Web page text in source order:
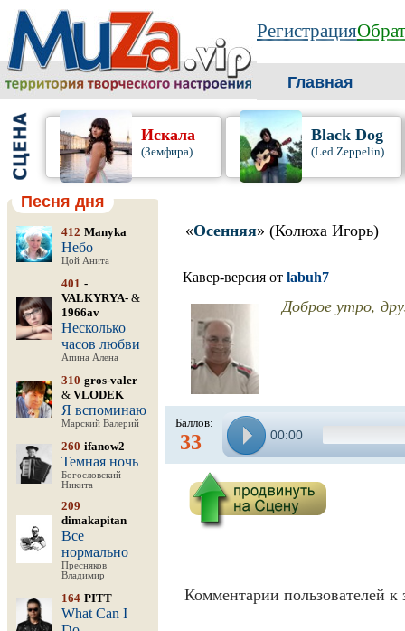
Регистрация
Главная
Искала
(Земфира)
Black Dog
(Led Zeppelin)
Песня дня
412 Manyka
Небо
Цой Анита
401 -
VALKYRYA- &
1966av
Несколько
часов любви
Апина Алена
310 gros-valer
& VLODEK
Я вспоминаю
Марский Валерий
260 ifanow2
Темная ночь
Богословский
Никита
209
dimakapitan
Все
нормально
Пресняков
Владимир
164 PITT
What Can I
«Осенняя» (Колюха Игорь)
Кавер-версия от labuh7
Доброе утро,
Баллов:
33 00:00
Комментарии пользователей к